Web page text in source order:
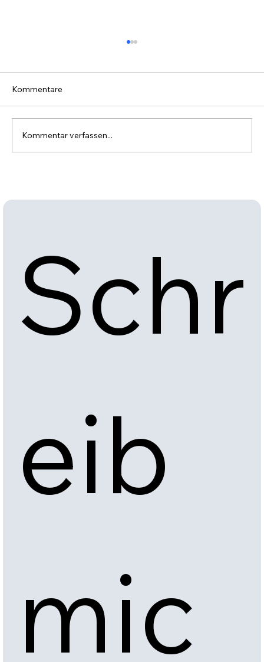
Schr
eib
mic
Einnahmen als Minderjährige(r)?
Kommentare
Kommentar verfassen...